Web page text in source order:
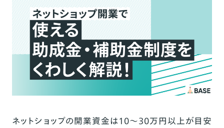
ネットショップの開業資金は10〜30万円以上が目安